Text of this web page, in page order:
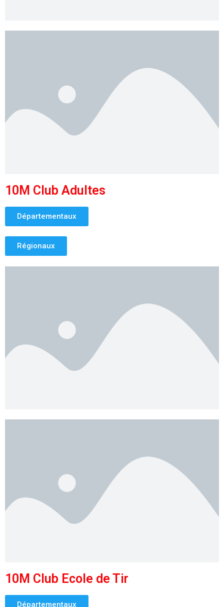
10M Club Adultes
Départementaux
Régionaux
10M Club Ecole de Tir
Départementaux